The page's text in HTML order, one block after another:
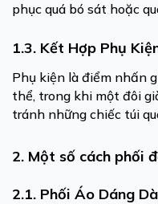
phục quá bó sát hoặc
1.3. Kết Hợp Phụ
Phụ kiện là điểm nhấn
thể, trong khi một đôi
tránh những chiếc túi
2. Một số cách phối
2.1. Phối Áo Dáng